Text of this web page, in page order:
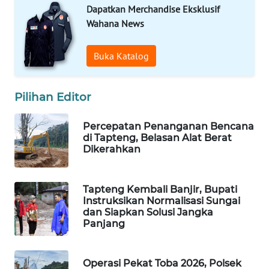
Dapatkan Merchandise Eksklusif
Wahana News
Buka Katalog
Pilihan Editor
Percepatan Penanganan Bencana
di Tapteng, Belasan Alat Berat
Dikerahkan
Tapteng Kembali Banjir, Bupati
Instruksikan Normalisasi Sungai
dan Siapkan Solusi Jangka
Panjang
Operasi Pekat Toba 2026, Polsek
WAHANA
DESA
WISATA
WAHANA
Wahana
Network
KONSUMEN
LISTRIK
MASYARAKAT
KELISTRIKAN
WALINKI